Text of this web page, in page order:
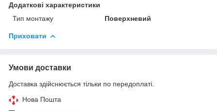
Додаткові характеристики
Тип монтажу
Поверхневий
Приховати
Умови доставки
Доставка здійснюється тільки по передоплаті.
Нова Пошта